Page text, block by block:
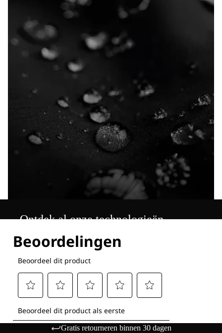
Ontdek al onze technologieën
Gratis retourneren binnen 30 dagen